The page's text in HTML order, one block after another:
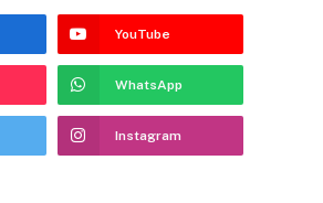
YouTube
WhatsApp
Instagram